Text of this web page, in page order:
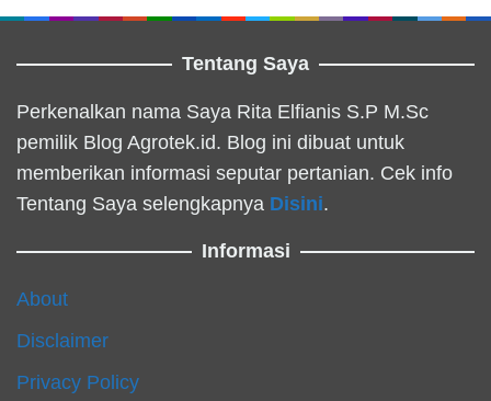
Tentang Saya
Perkenalkan nama Saya Rita Elfianis S.P M.Sc
pemilik Blog Agrotek.id. Blog ini dibuat untuk
memberikan informasi seputar pertanian. Cek info
Tentang Saya selengkapnya Disini.
Informasi
About
Disclaimer
Privacy Policy